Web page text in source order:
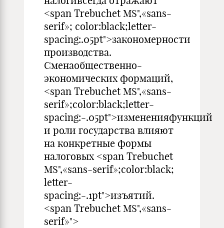
<span Trebuchet MS",«sans-
serif»; color:black;letter-
spacing:.05pt">закономерности
производства.
Сменаобщественно-
экономических формаций,
<span Trebuchet MS",«sans-
serif»;color:black;letter-
spacing:-.05pt">измененияфункций
и роли государства влияют
на конкретные формы
налоговых <span Trebuchet
MS",«sans-serif»;color:black;
letter-
spacing:-.1pt">изъятий.
<span Trebuchet MS",«sans-
serif»">